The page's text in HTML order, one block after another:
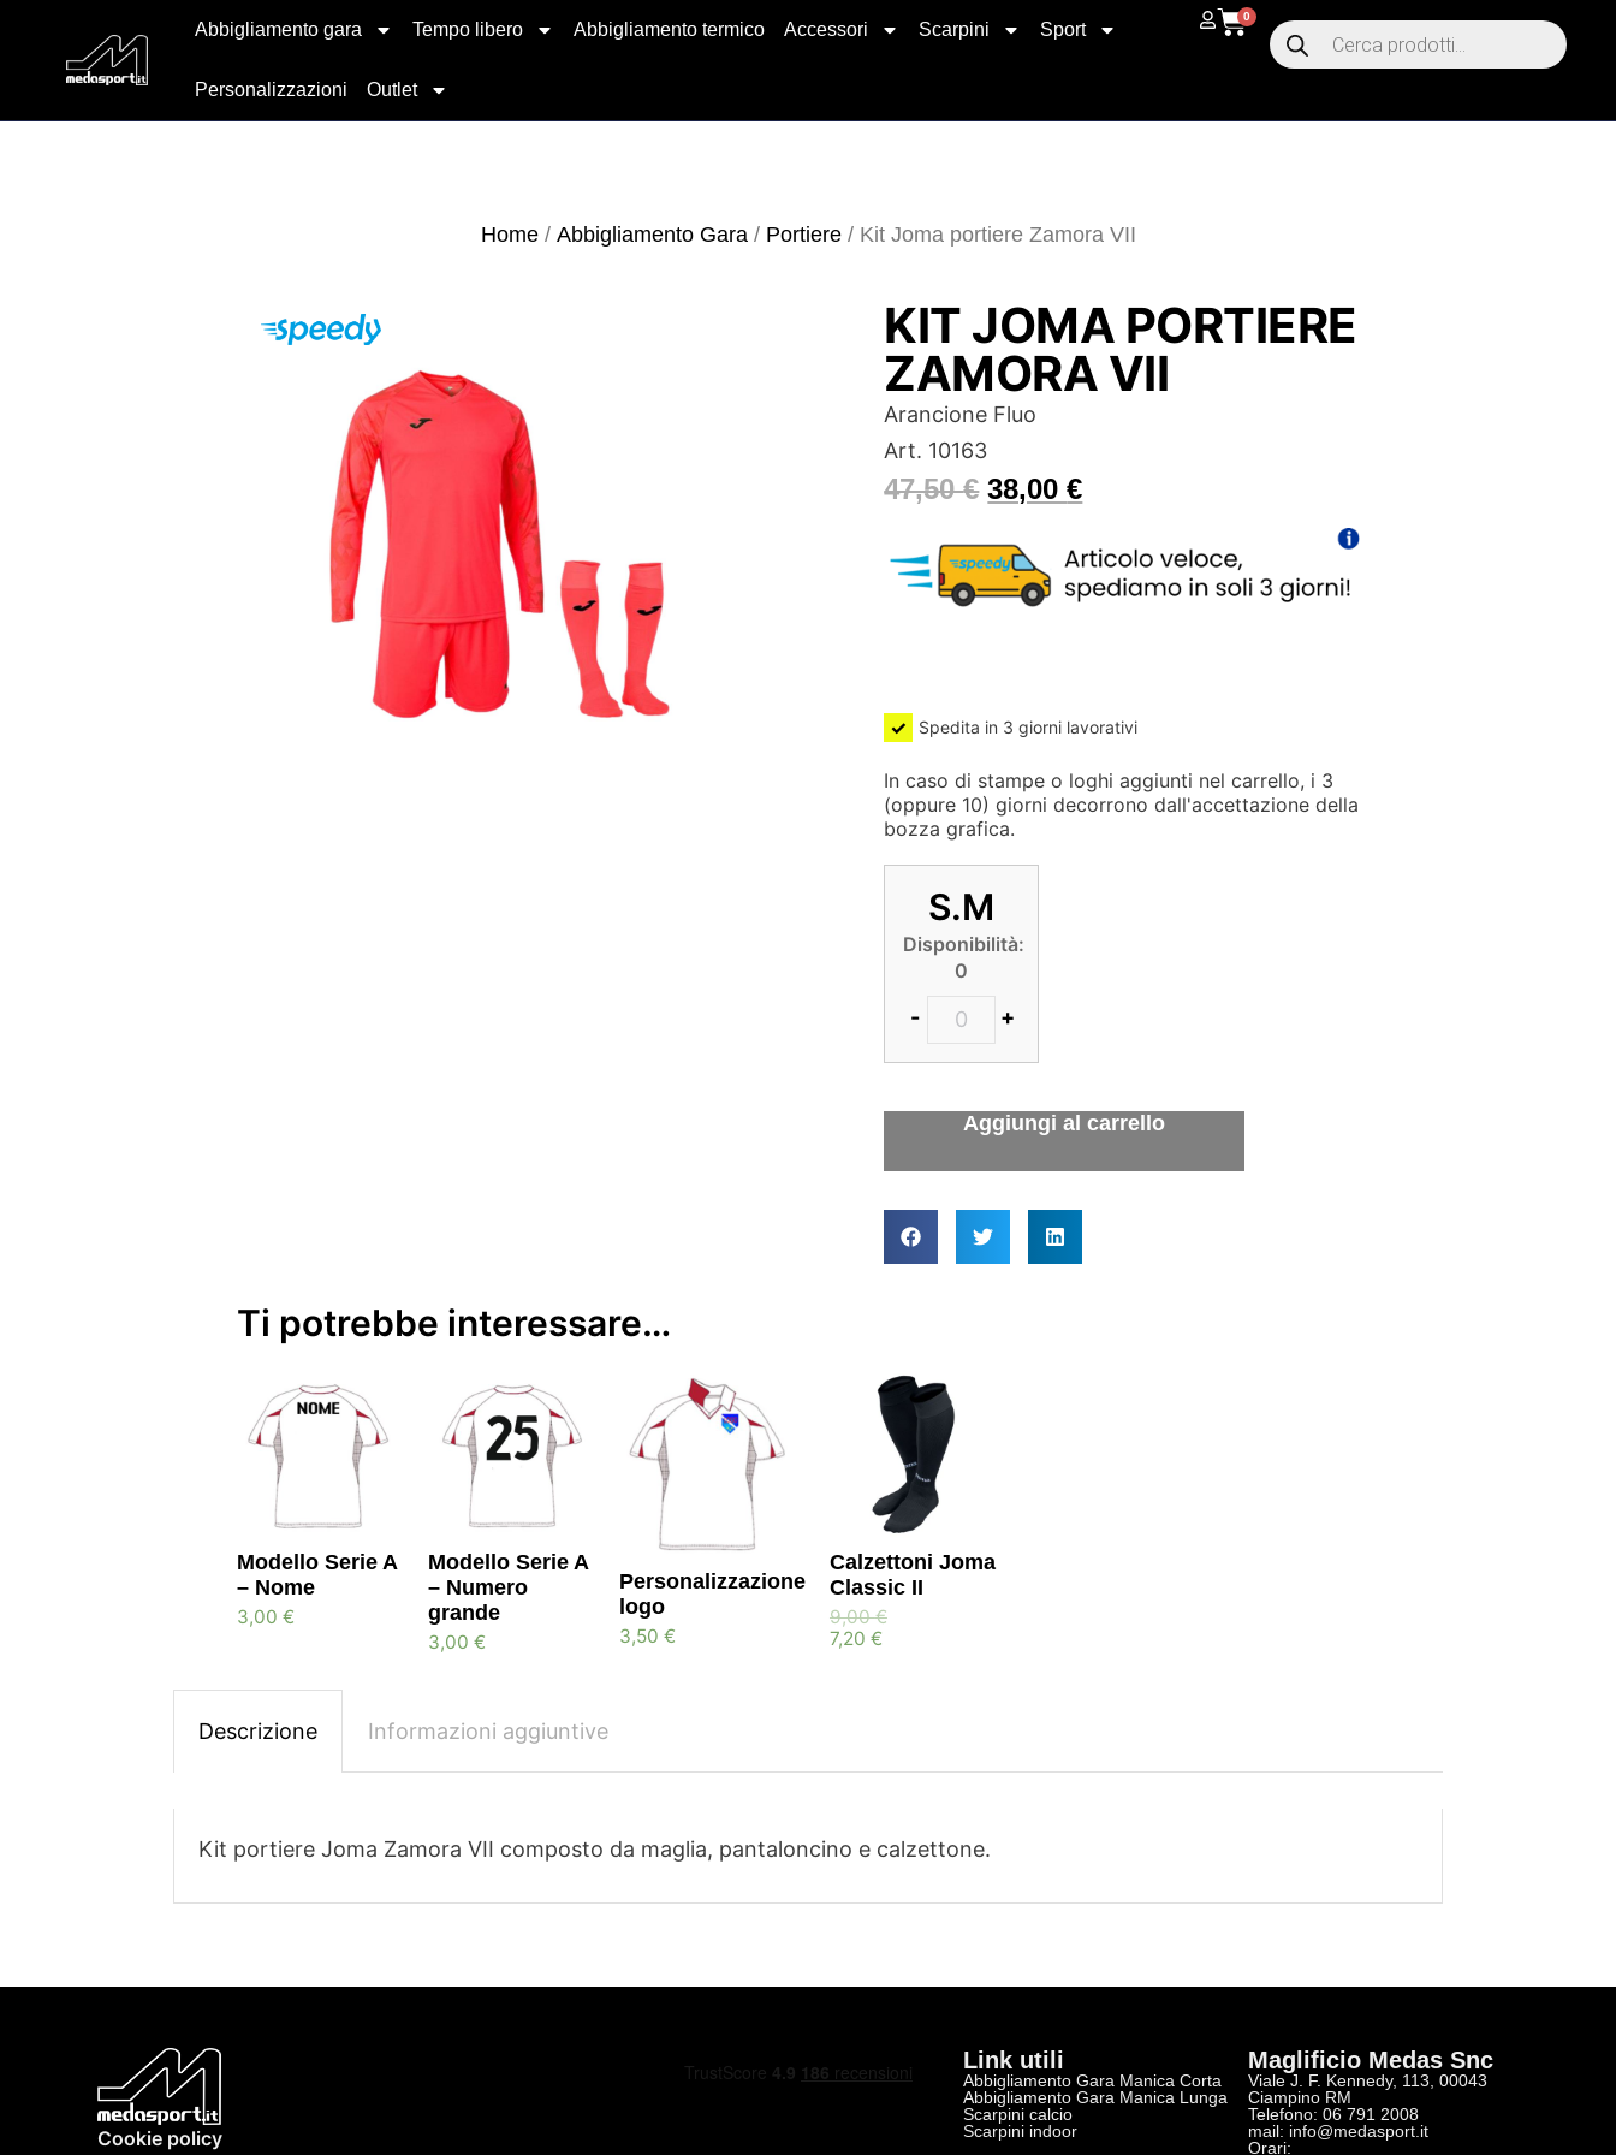
Abbigliamento gara Tempo libero Abbigliamento termico Accessori Scarpini Sport
Personalizzazioni Outlet
0
Home/ Abbigliamento Gara/ Portiere/ Kit Joma portiere Zamora VII
KIT JOMA PORTIERE
ZAMORA VII
Arancione Fluo
Art. 10163
47,50€ 38,00€
Spedita in 3 giorni lavorativi
In caso di stampe o loghi aggiunti nel carrello, i 3
(oppure 10) giorni decorrono dall'accettazione della
bozza grafica.
S.M
Disponibilità:
0
- +
Ti potrebbe interessare…
Modello Serie A
– Nome
3,00 €
Modello Serie A
– Numero
grande
3,00 €
Personalizzazione
logo
3,50 €
Calzettoni Joma
Classic II
9,00€
7,20 €
Descrizione Informazioni aggiuntive
Kit portiere Joma Zamora VII composto da maglia, pantaloncino e calzettone.
Cookie policy
Link utili
Abbigliamento Gara Manica Corta
Abbigliamento Gara Manica Lunga
Scarpini calcio
Scarpini indoor
Maglificio Medas Snc
Viale J. F. Kennedy, 113, 00043
Ciampino RM
Telefono: 06 791 2008
mail: info@medasport.it
Orari: